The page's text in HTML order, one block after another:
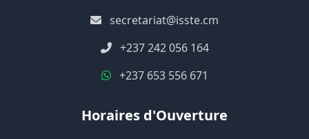
secretariat@isste.cm
+237 242 056 164
+237 653 556 671
Horaires d'Ouverture